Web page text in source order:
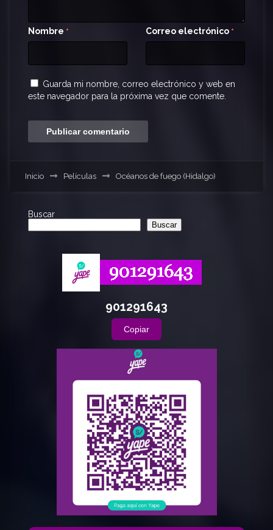
Nombre * Correo electrónico *
Guarda mi nombre, correo electrónico y web en
este navegador para la próxima vez que comente.
Inicio Películas Océanos de fuego (Hidalgo)
Buscar
Buscar
901291643
Copiar